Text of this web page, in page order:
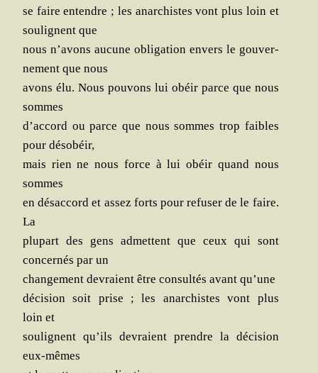
se faire entendre ; les anar­chistes vont plus loin et
sou­lignent que
nous n’avons aucune obli­ga­tion envers le gou­ver­
ne­ment que nous
avons élu. Nous pou­vons lui obéir parce que nous
sommes
d’accord ou parce que nous sommes trop faibles
pour désobéir,
mais rien ne nous force à lui obéir quand nous
sommes
en désac­cord et assez forts pour refu­ser de le faire.
La
plu­part des gens admettent que ceux qui sont
concer­nés par un
chan­ge­ment devraient être consul­tés avant qu’une
déci­sion soit prise ; les anar­chistes vont plus
loin et
sou­lignent qu’ils devraient prendre la déci­sion
eux-mêmes